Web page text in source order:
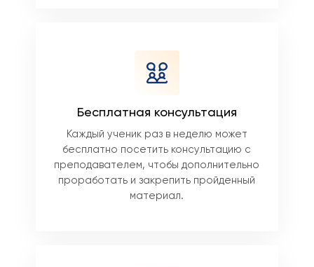
Бесплатная консультация
Каждый ученик раз в неделю может
бесплатно посетить консультацию с
преподавателем, чтобы дополнительно
проработать и закрепить пройденный
материал.